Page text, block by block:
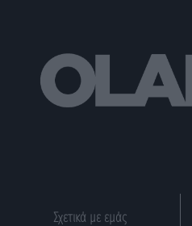
Σχετικά με εμάς